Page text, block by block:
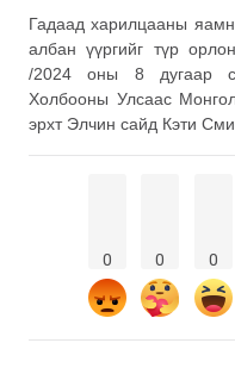
Гадаад харилцааны
албан үүргийг түр
/2024 оны 8 дугаар
Холбооны Улсаас
эрхт Элчин сайд Кэти
0 0 0